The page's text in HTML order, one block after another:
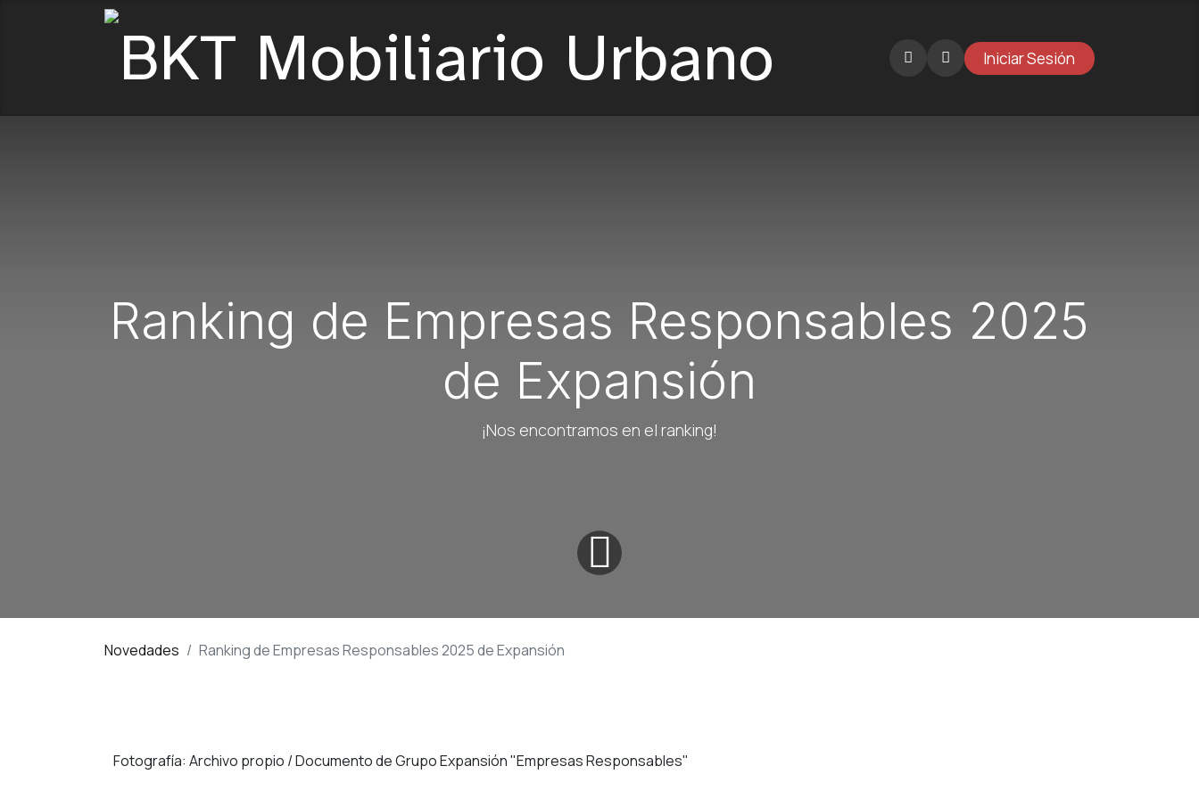
Novedades Galería
Iniciar Sesión
Ranking de Empresas Responsables 2025
de Expansión
¡Nos encontramos en el ranking!
Novedades Ranking de Empresas Responsables 2025 de Expansión
Fotografía: Archivo propio / Documento de Grupo Expansión "Empresas Responsables"